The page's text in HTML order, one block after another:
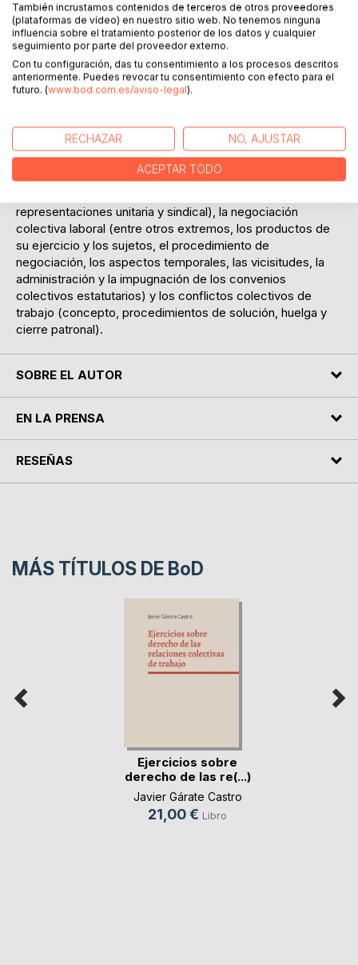
DESCRIPCIÓN
El libro incluye, en relación con el Derecho Sindical
español, el enunciado de 343 preguntas test y un
abundante número de cuestiones propuestas para su
Tales preguntas y cuestiones, que se corresponden con
contenidos de los tres volúmenes de Derecho Sindical del
mismo autor, publicados por la Editorial Bomarzo, versan
sobre los sujetos de las relaciones colectivas de trabajo
representaciones unitaria y sindical), la negociación
colectiva laboral (entre otros extremos, los productos de
su ejercicio y los sujetos, el procedimiento de
negociación, los aspectos temporales, las vicisitudes, la
administración y la impugnación de los convenios
colectivos estatutarios) y los conflictos colectivos de
trabajo (concepto, procedimientos de solución, huelga y
cierre patronal).
SOBRE EL AUTOR
EN LA PRENSA
RESEÑAS
MÁS TÍTULOS DE BoD
Ejercicios sobre
derecho de las re(...)
Javier Gárate Castro
21,00 € Libro
También incrustamos contenidos de terceros de otros proveedores
(plataformas de vídeo) en nuestro sitio web. No tenemos ninguna
influencia sobre el tratamiento posterior de los datos y cualquier
seguimiento por parte del proveedor externo.
Con tu configuración, das tu consentimiento a los procesos descritos
anteriormente. Puedes revocar tu consentimiento con efecto para el
futuro. (www.bod.com.es/aviso-legal).
RECHAZAR NO, AJUSTAR
ACEPTAR TODO